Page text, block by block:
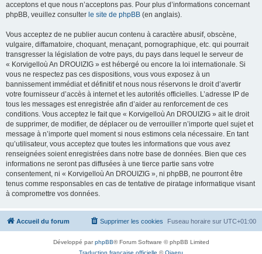
acceptons et que nous n’acceptons pas. Pour plus d’informations concernant
phpBB, veuillez consulter le site de phpBB (en anglais).
Vous acceptez de ne publier aucun contenu à caractère abusif, obscène,
vulgaire, diffamatoire, choquant, menaçant, pornographique, etc. qui pourrait
transgresser la législation de votre pays, du pays dans lequel le serveur de
« Korvigelloù An DROUIZIG » est hébergé ou encore la loi internationale. Si
vous ne respectez pas ces dispositions, vous vous exposez à un
bannissement immédiat et définitif et nous nous réservons le droit d’avertir
votre fournisseur d’accès à internet et les autorités officielles. L’adresse IP de
tous les messages est enregistrée afin d’aider au renforcement de ces
conditions. Vous acceptez le fait que « Korvigelloù An DROUIZIG » ait le droit
de supprimer, de modifier, de déplacer ou de verrouiller n’importe quel sujet et
message à n’importe quel moment si nous estimons cela nécessaire. En tant
qu’utilisateur, vous acceptez que toutes les informations que vous avez
renseignées soient enregistrées dans notre base de données. Bien que ces
informations ne seront pas diffusées à une tierce partie sans votre
consentement, ni « Korvigelloù An DROUIZIG », ni phpBB, ne pourront être
tenus comme responsables en cas de tentative de piratage informatique visant
à compromettre vos données.
Accueil du forum Fuseau horaire sur UTC+01:00
Supprimer les cookies
Développé parphpBB® Forum Software © phpBB Limited
Traduction française officielle ©Qiaeru